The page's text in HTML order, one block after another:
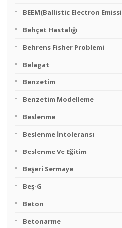
BEEM(Ballistic Electron
Behçet Hastalığı
Behrens Fisher Problemi
Belagat
Benzetim
Benzetim Modelleme
Beslenme
Beslenme İntoleransı
Beslenme Ve Eğitim
Beşeri Sermaye
Beş-G
Beton
Betonarme